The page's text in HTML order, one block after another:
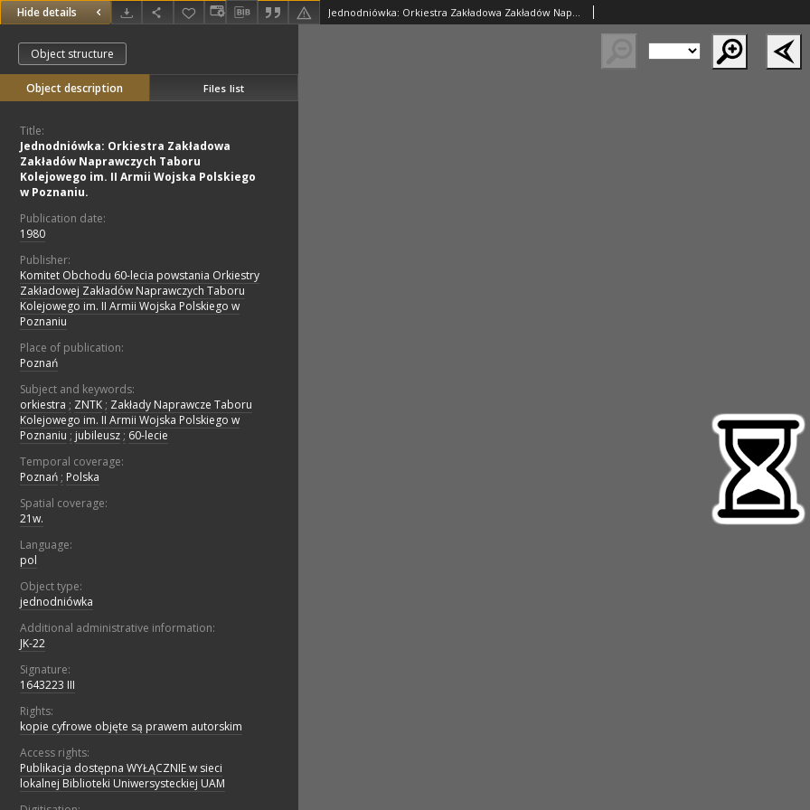
Hide details Jednodniówka: Orkiestra Zakładowa Zakładów Naprawczych Taboru Kolejowego im. II Armii Wojska Polskiego w Poznaniu.
Object structure
Object description Files list
Title:
Jednodniówka: Orkiestra Zakładowa
Zakładów Naprawczych Taboru
Kolejowego im. II Armii Wojska Polskiego
w Poznaniu.
Publication date:
1980
Publisher:
Komitet Obchodu 60-lecia powstania Orkiestry
Zakładowej Zakładów Naprawczych Taboru
Kolejowego im. II Armii Wojska Polskiego w
Poznaniu
Place of publication:
Poznań
Subject and keywords:
orkiestra ; ZNTK ; Zakłady Naprawcze Taboru
Kolejowego im. II Armii Wojska Polskiego w
Poznaniu ; jubileusz ; 60-lecie
Temporal coverage:
Poznań ; Polska
Spatial coverage:
21w.
Language:
pol
Object type:
jednodniówka
Additional administrative information:
JK-22
Signature:
1643223 III
Rights:
kopie cyfrowe objęte są prawem autorskim
Access rights:
Publikacja dostępna WYŁĄCZNIE w sieci
lokalnej Biblioteki Uniwersysteckiej UAM